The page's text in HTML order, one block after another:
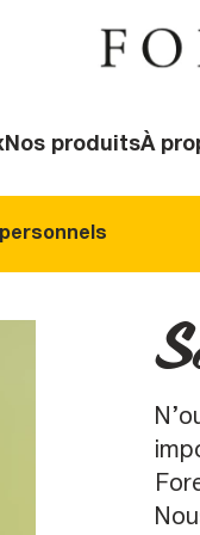
Nos produitsÀ